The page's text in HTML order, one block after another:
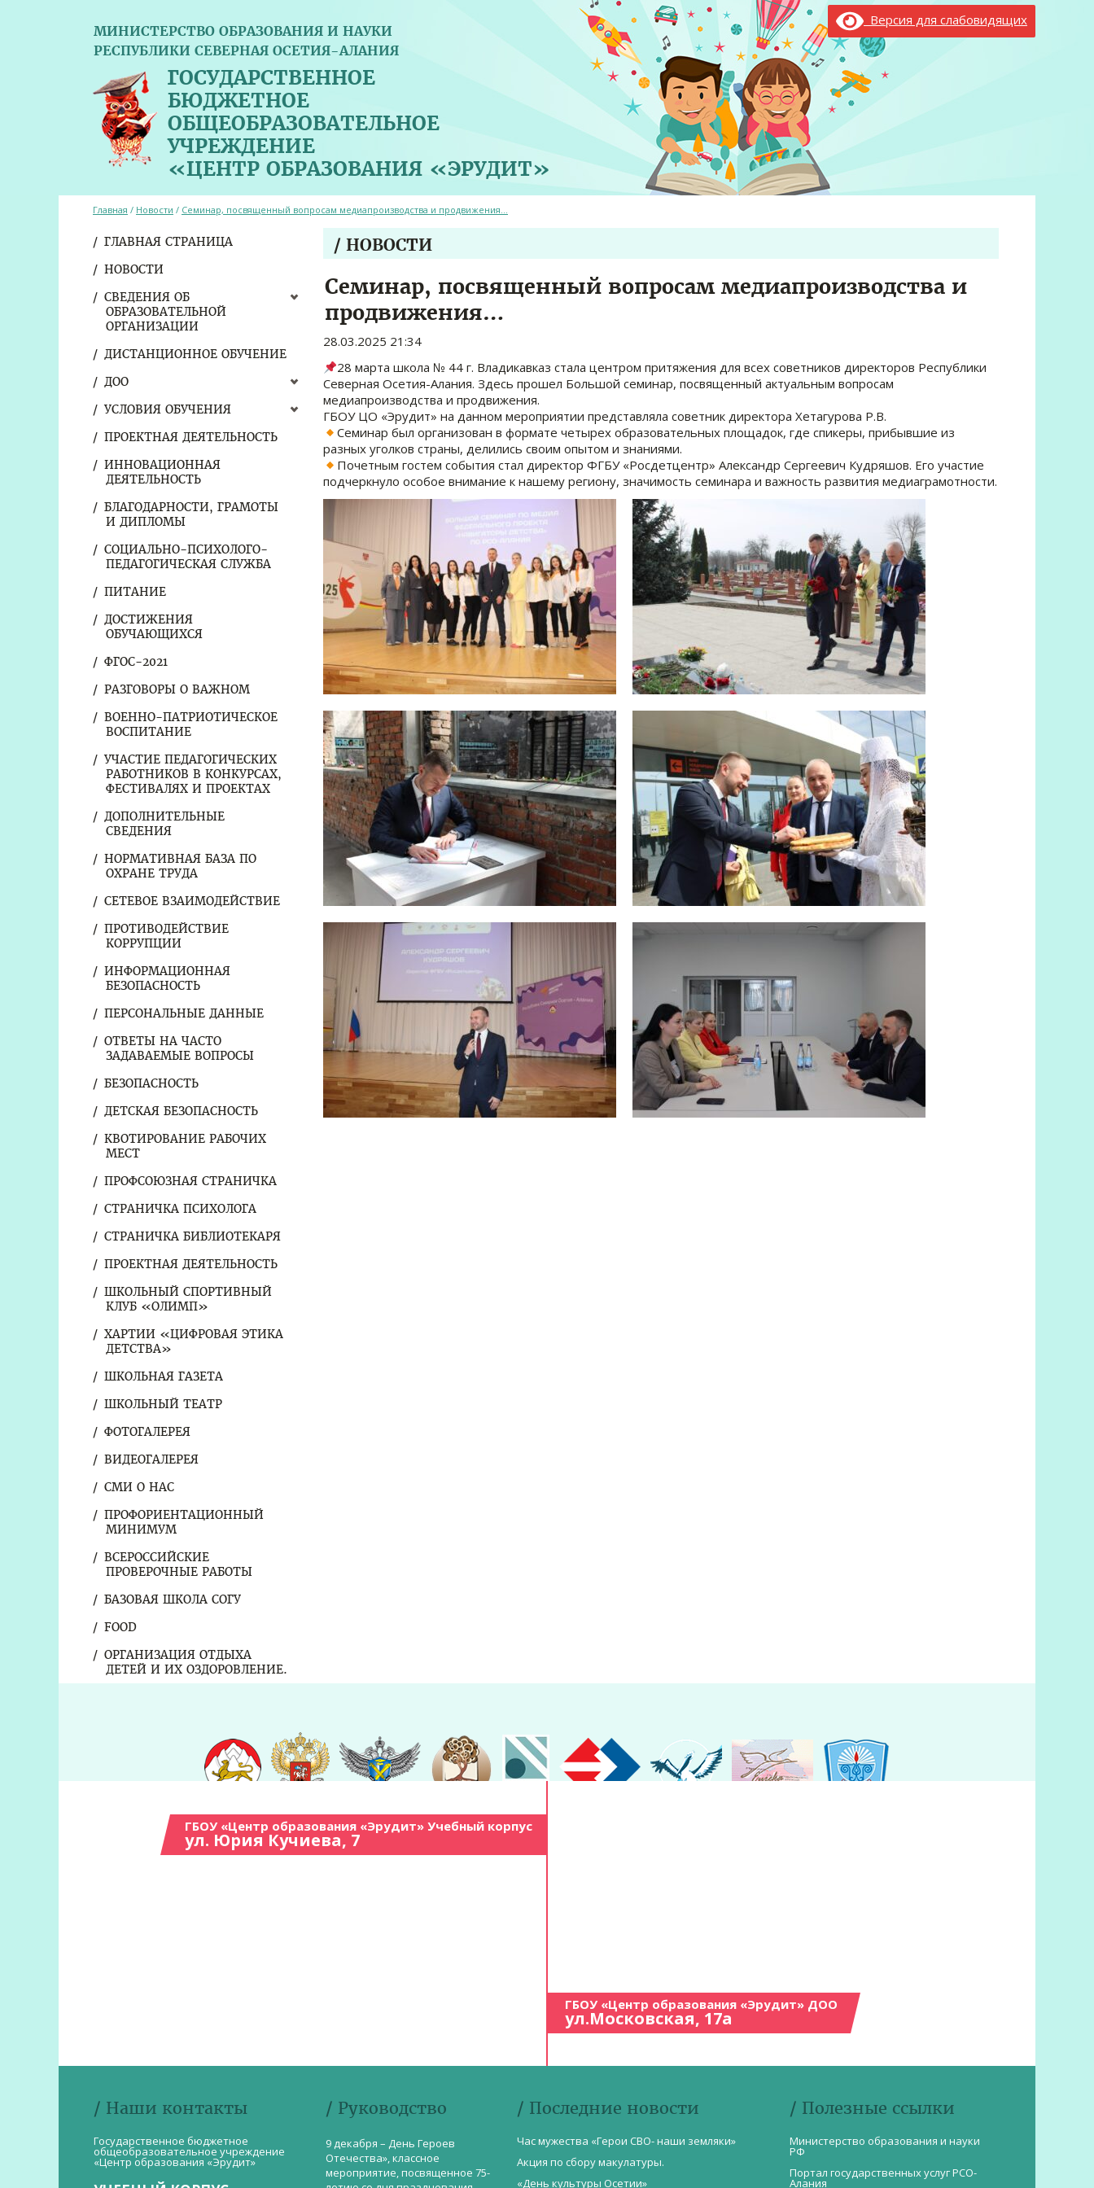
МИНИСТЕРСТВО ОБРАЗОВАНИЯ И НАУКИ
РЕСПУБЛИКИ СЕВЕРНАЯ ОСЕТИЯ-АЛАНИЯ
ГОСУДАРСТВЕННОЕ
БЮДЖЕТНОЕ
ОБЩЕОБРАЗОВАТЕЛЬНОЕ
УЧРЕЖДЕНИЕ
«ЦЕНТР ОБРАЗОВАНИЯ «ЭРУДИТ»
Версия для слабовидящих
ГЛАВНАЯ СТРАНИЦА
НОВОСТИ
СВЕДЕНИЯ ОБ
ОБРАЗОВАТЕЛЬНОЙ
ОРГАНИЗАЦИИ
ДИСТАНЦИОННОЕ ОБУЧЕНИЕ
ДОО
УСЛОВИЯ ОБУЧЕНИЯ
ПРОЕКТНАЯ ДЕЯТЕЛЬНОСТЬ
ИННОВАЦИОННАЯ
ДЕЯТЕЛЬНОСТЬ
БЛАГОДАРНОСТИ, ГРАМОТЫ
И ДИПЛОМЫ
СОЦИАЛЬНО-ПСИХОЛОГО-
ПЕДАГОГИЧЕСКАЯ СЛУЖБА
ПИТАНИЕ
ДОСТИЖЕНИЯ
ОБУЧАЮЩИХСЯ
ФГОС-2021
РАЗГОВОРЫ О ВАЖНОМ
ВОЕННО-ПАТРИОТИЧЕСКОЕ
ВОСПИТАНИЕ
УЧАСТИЕ ПЕДАГОГИЧЕСКИХ
РАБОТНИКОВ В КОНКУРСАХ,
ФЕСТИВАЛЯХ И ПРОЕКТАХ
ДОПОЛНИТЕЛЬНЫЕ
СВЕДЕНИЯ
НОРМАТИВНАЯ БАЗА ПО
ОХРАНЕ ТРУДА
СЕТЕВОЕ ВЗАИМОДЕЙСТВИЕ
ПРОТИВОДЕЙСТВИЕ
КОРРУПЦИИ
ИНФОРМАЦИОННАЯ
БЕЗОПАСНОСТЬ
ПЕРСОНАЛЬНЫЕ ДАННЫЕ
ОТВЕТЫ НА ЧАСТО
ЗАДАВАЕМЫЕ ВОПРОСЫ
БЕЗОПАСНОСТЬ
ДЕТСКАЯ БЕЗОПАСНОСТЬ
КВОТИРОВАНИЕ РАБОЧИХ
МЕСТ
ПРОФСОЮЗНАЯ СТРАНИЧКА
СТРАНИЧКА ПСИХОЛОГА
СТРАНИЧКА БИБЛИОТЕКАРЯ
ПРОЕКТНАЯ ДЕЯТЕЛЬНОСТЬ
ШКОЛЬНЫЙ СПОРТИВНЫЙ
КЛУБ «ОЛИМП»
ХАРТИИ «ЦИФРОВАЯ ЭТИКА
ДЕТСТВА»
ШКОЛЬНАЯ ГАЗЕТА
ШКОЛЬНЫЙ ТЕАТР
ФОТОГАЛЕРЕЯ
ВИДЕОГАЛЕРЕЯ
СМИ О НАС
ПРОФОРИЕНТАЦИОННЫЙ
МИНИМУМ
ВСЕРОССИЙСКИЕ
ПРОВЕРОЧНЫЕ РАБОТЫ
БАЗОВАЯ ШКОЛА СОГУ
FOOD
ОРГАНИЗАЦИЯ ОТДЫХА
ДЕТЕЙ И ИХ ОЗДОРОВЛЕНИЕ.
Главная / Новости / Семинар, посвященный вопросам медиапроизводства и продвижения…
/ НОВОСТИ
Семинар, посвященный вопросам медиапроизводства и
продвижения…
28.03.2025 21:34
28 марта школа № 44 г. Владикавказ стала центром притяжения для всех советников директоров Республики
Северная Осетия-Алания. Здесь прошел Большой семинар, посвященный актуальным вопросам
медиапроизводства и продвижения.
ГБОУ ЦО «Эрудит» на данном мероприятии представляла советник директора Хетагурова Р.В.
Семинар был организован в формате четырех образовательных площадок, где спикеры, прибывшие из
разных уголков страны, делились своим опытом и знаниями.
Почетным гостем события стал директор ФГБУ «Росдетцентр» Александр Сергеевич Кудряшов. Его участие
подчеркнуло особое внимание к нашему региону, значимость семинара и важность развития медиаграмотности.
ГБОУ «Центр образования «Эрудит» Учебный корпус
ул. Юрия Кучиева, 7
ГБОУ «Центр образования «Эрудит» ДОО
ул.Московская, 17а
/ Наши контакты
Государственное бюджетное
общеобразовательное учреждение
«Центр образования «Эрудит»
/ Руководство
9 декабря – День Героев
Отечества», классное
мероприятие, посвященное 75-
/ Последние новости
Час мужества «Герои СВО- наши земляки»
Акция по сбору макулатуры.
«День культуры Осетии»
/ Полезные ссылки
Министерство образования и науки
РФ
Портал государственных услуг РСО-
Алания